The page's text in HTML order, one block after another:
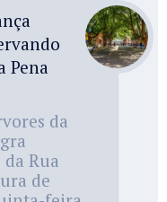
Pena
da
Rua
de